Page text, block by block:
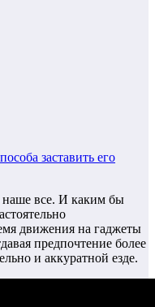
заставить его
наше все. И каким бы
движения на гаджеты
предпочтение более
и аккуратной езде.